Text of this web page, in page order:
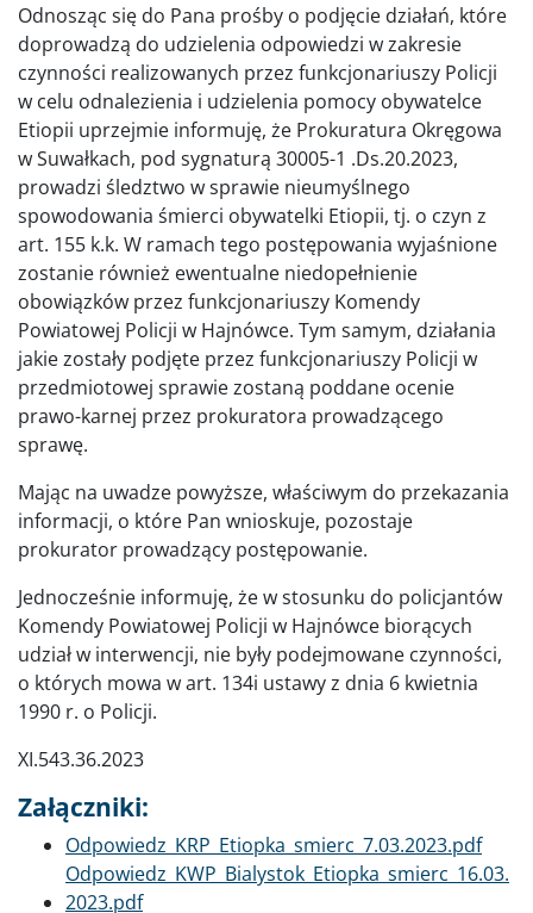
Odnosząc się do Pana prośby o podjęcie działań, które
doprowadzą do udzielenia odpowiedzi w zakresie
czynności realizowanych przez funkcjonariuszy Policji
w celu odnalezienia i udzielenia pomocy obywatelce
Etiopii uprzejmie informuję, że Prokuratura Okręgowa
w Suwałkach, pod sygnaturą 30005-1 .Ds.20.2023,
prowadzi śledztwo w sprawie nieumyślnego
spowodowania śmierci obywatelki Etiopii, tj. o czyn z
art. 155 k.k. W ramach tego postępowania wyjaśnione
zostanie również ewentualne niedopełnienie
obowiązków przez funkcjonariuszy Komendy
Powiatowej Policji w Hajnówce. Tym samym, działania
jakie zostały podjęte przez funkcjonariuszy Policji w
przedmiotowej sprawie zostaną poddane ocenie
prawo-karnej przez prokuratora prowadzącego
sprawę.
Mając na uwadze powyższe, właściwym do przekazania
informacji, o które Pan wnioskuje, pozostaje
prokurator prowadzący postępowanie.
Jednocześnie informuję, że w stosunku do policjantów
Komendy Powiatowej Policji w Hajnówce biorących
udział w interwencji, nie były podejmowane czynności,
o których mowa w art. 134i ustawy z dnia 6 kwietnia
1990 r. o Policji.
XI.543.36.2023
Załączniki:
Dokument
Odpowiedz_KRP_Etiopka_smierc_7.03.2023.pdf
Dokument
Odpowiedz_KWP_Bialystok_Etiopka_smierc_16.03.
2023.pdf